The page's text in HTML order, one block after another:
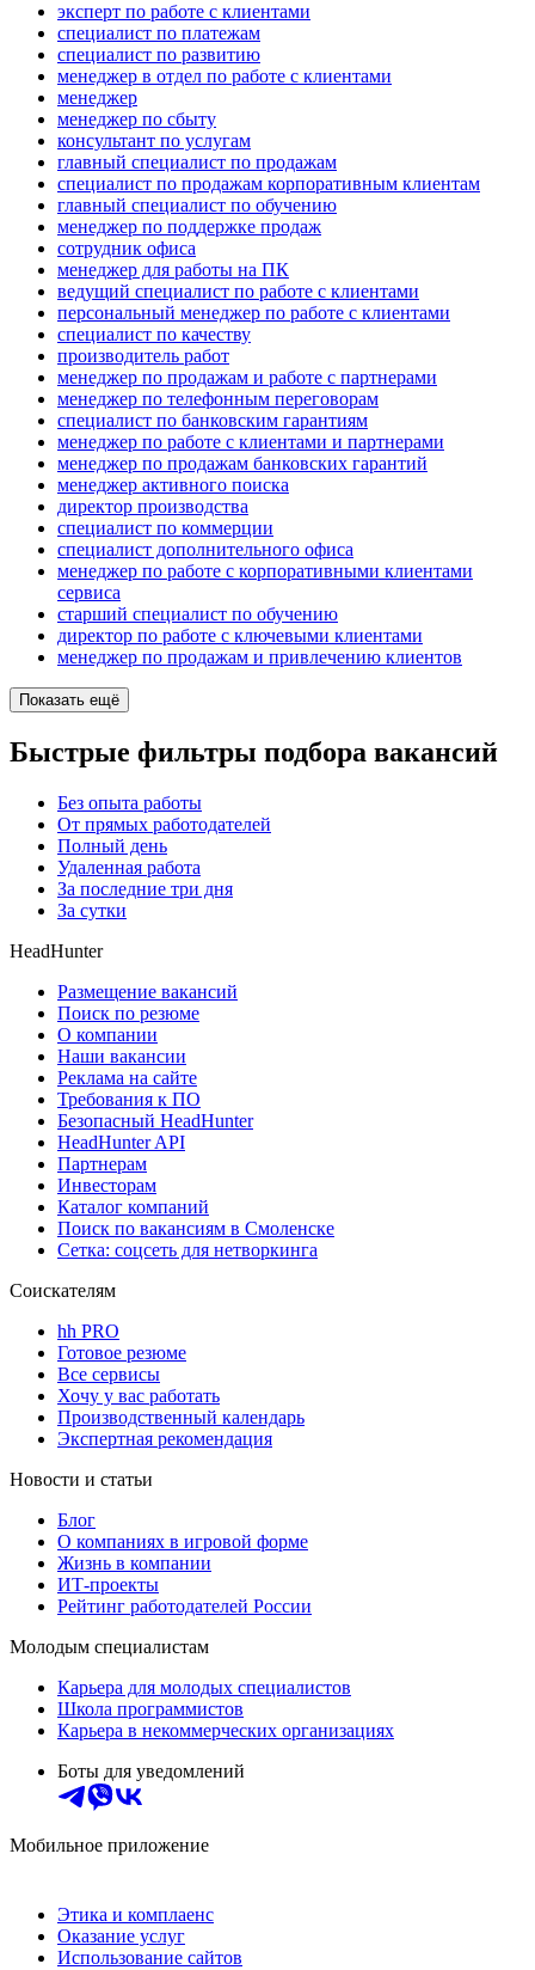
эксперт по работе с клиентами
специалист по платежам
специалист по развитию
менеджер в отдел по работе с клиентами
менеджер
менеджер по сбыту
консультант по услугам
главный специалист по продажам
специалист по продажам корпоративным клиентам
главный специалист по обучению
менеджер по поддержке продаж
сотрудник офиса
менеджер для работы на ПК
ведущий специалист по работе с клиентами
персональный менеджер по работе с клиентами
специалист по качеству
производитель работ
менеджер по продажам и работе с партнерами
менеджер по телефонным переговорам
специалист по банковским гарантиям
менеджер по работе с клиентами и партнерами
менеджер по продажам банковских гарантий
менеджер активного поиска
директор производства
специалист по коммерции
специалист дополнительного офиса
менеджер по работе с корпоративными клиентами
сервиса
старший специалист по обучению
директор по работе с ключевыми клиентами
менеджер по продажам и привлечению клиентов
Показать ещё
Быстрые фильтры подбора вакансий
Без опыта работы
От прямых работодателей
Полный день
Удаленная работа
За последние три дня
За сутки
HeadHunter
Размещение вакансий
Поиск по резюме
О компании
Наши вакансии
Реклама на сайте
Требования к ПО
Безопасный HeadHunter
HeadHunter API
Партнерам
Инвесторам
Каталог компаний
Поиск по вакансиям в Смоленске
Сетка: соцсеть для нетворкинга
Соискателям
hh PRO
Готовое резюме
Все сервисы
Хочу у вас работать
Производственный календарь
Экспертная рекомендация
Новости и статьи
Блог
О компаниях в игровой форме
Жизнь в компании
ИТ-проекты
Рейтинг работодателей России
Молодым специалистам
Карьера для молодых специалистов
Школа программистов
Карьера в некоммерческих организациях
Боты для уведомлений
Мобильное приложение
Этика и комплаенс
Оказание услуг
Использование сайтов